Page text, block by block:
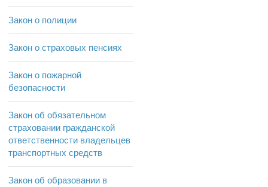
Закон о полиции
Закон о страховых пенсиях
Закон о пожарной
безопасности
Закон об обязательном
страховании гражданской
ответственности владельцев
транспортных средств
Закон об образовании в